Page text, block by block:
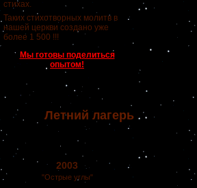
стихах.
Таких стихотворных молитв в
нашей церкви создано уже
более 1 500 !!!
Мы готовы поделиться
опытом!
Летний лагерь
2003
"Острые углы"